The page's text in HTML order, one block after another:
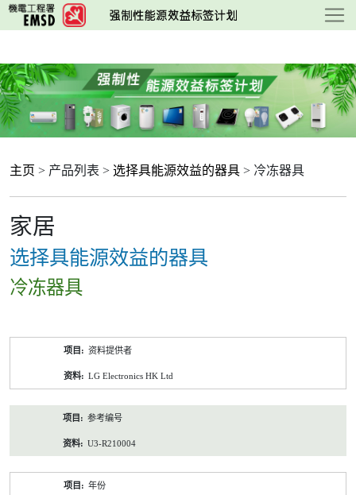
跳
至
要
内
容
主页 > 产品列表 > 选择具能源效益的器具 > 冷冻器具
家居
选择具能源效益的器具
冷冻器具
资料提供者
LG Electronics HK Ltd
参考编号
U3-R210004
年份